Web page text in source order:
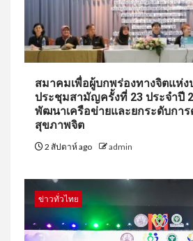
สมาคมเพื่อผู้บกพร่องทางจิตแห่ง
ประชุมสามัญครั้งที่ 23 ประจำปี
พัฒนาเครือข่ายและยกระดับการ
สุขภาพจิต
2 สัปดาห์ ago admin
ข่าวทั่วไทย